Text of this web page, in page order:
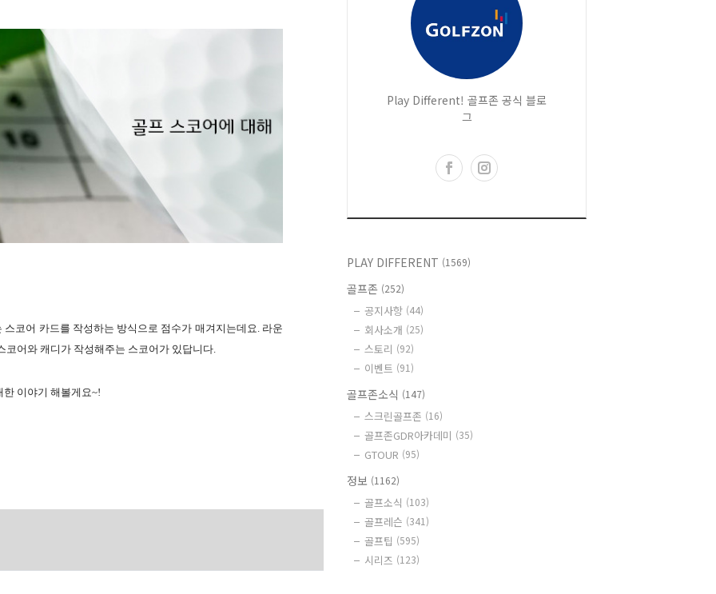
코어 카드를 작성하는 방식으로 점수가 매겨지는데요. 라운
어와 캐디가 작성해주는 스코어가 있답니다.
이야기 해볼게요~!
Play Different! 골프존 공식 블로
그
PLAY DIFFERENT (1569)
골프존 (252)
공지사항 (44)
회사소개 (25)
스토리 (92)
이벤트 (91)
골프존소식 (147)
스크린골프존 (16)
골프존GDR아카데미 (35)
GTOUR (95)
정보 (1162)
골프소식 (103)
골프레슨 (341)
골프팁 (595)
시리즈 (123)